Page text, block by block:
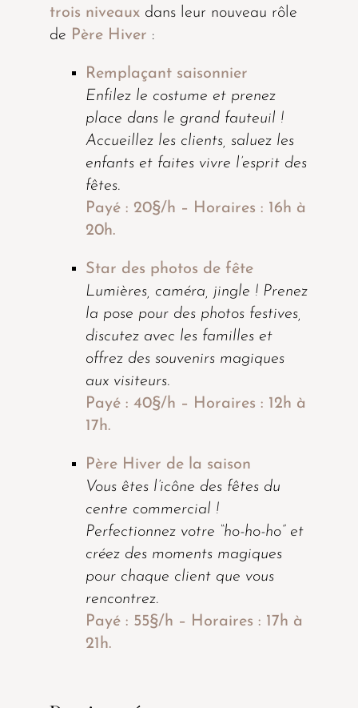
trois niveauxdans leur nouveau rôle
de Père Hiver :
Remplaçant saisonnier
Enfilez le costume et prenez
place dans le grand fauteuil !
Accueillez les clients, saluez les
enfants et faites vivre l’esprit des
fêtes.
Payé : 20§/h – Horaires : 16h à
20h.
Star des photos de fête
Lumières, caméra, jingle ! Prenez
la pose pour des photos festives,
discutez avec les familles et
offrez des souvenirs magiques
aux visiteurs.
Payé : 40§/h – Horaires : 12h à
17h.
Père Hiver de la saison
Vous êtes l’icône des fêtes du
centre commercial !
Perfectionnez votre “ho-ho-ho” et
créez des moments magiques
pour chaque client que vous
rencontrez.
Payé : 55§/h – Horaires : 17h à
21h.